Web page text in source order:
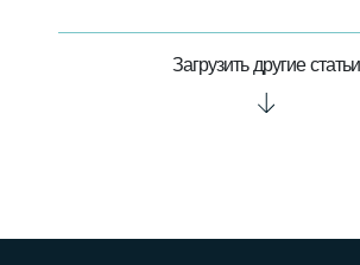
Загрузить другие статьи